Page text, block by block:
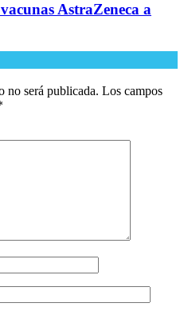
AstraZeneca a
no será publicada. Los campos